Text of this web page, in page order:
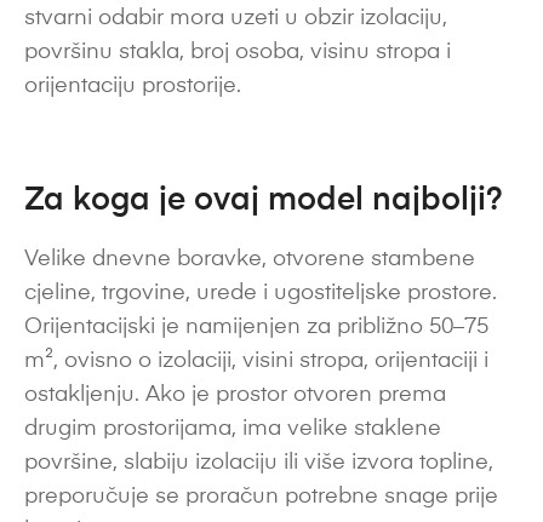
stvarni odabir mora uzeti u obzir izolaciju,
površinu stakla, broj osoba, visinu stropa i
orijentaciju prostorije.
Za koga je ovaj model najbolji?
Velike dnevne boravke, otvorene stambene
cjeline, trgovine, urede i ugostiteljske prostore.
Orijentacijski je namijenjen za približno 50–75
m², ovisno o izolaciji, visini stropa, orijentaciji i
ostakljenju. Ako je prostor otvoren prema
drugim prostorijama, ima velike staklene
površine, slabiju izolaciju ili više izvora topline,
preporučuje se proračun potrebne snage prije